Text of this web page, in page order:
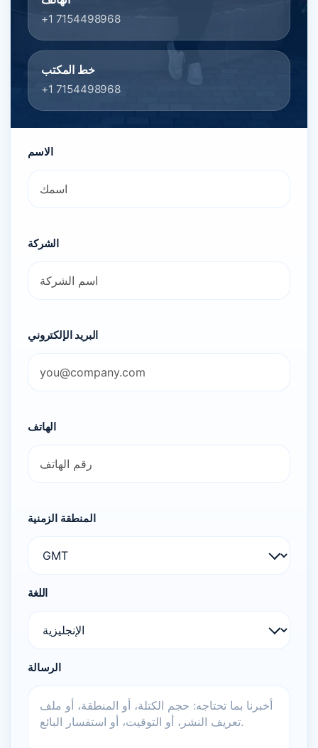
+1 7154498968
خط المكتب
+1 7154498968
الاسم
الشركة
البريد الإلكتروني
الهاتف
المنطقة الزمنية
اللغة
الرسالة